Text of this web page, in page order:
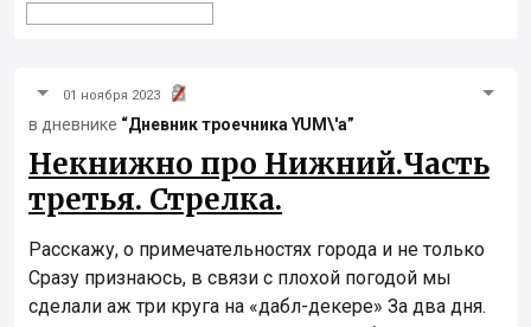
01 ноября 2023
в дневнике “Дневник троечника YUM\'а”
Некнижно про Нижний.Часть
третья. Стрелка.
Расскажу, о примечательностях города и не только
Сразу признаюсь, в связи с плохой погодой мы
сделали аж три круга на «дабл-декере» За два дня.